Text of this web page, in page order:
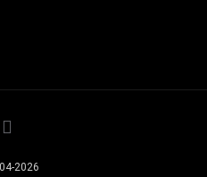
-2026